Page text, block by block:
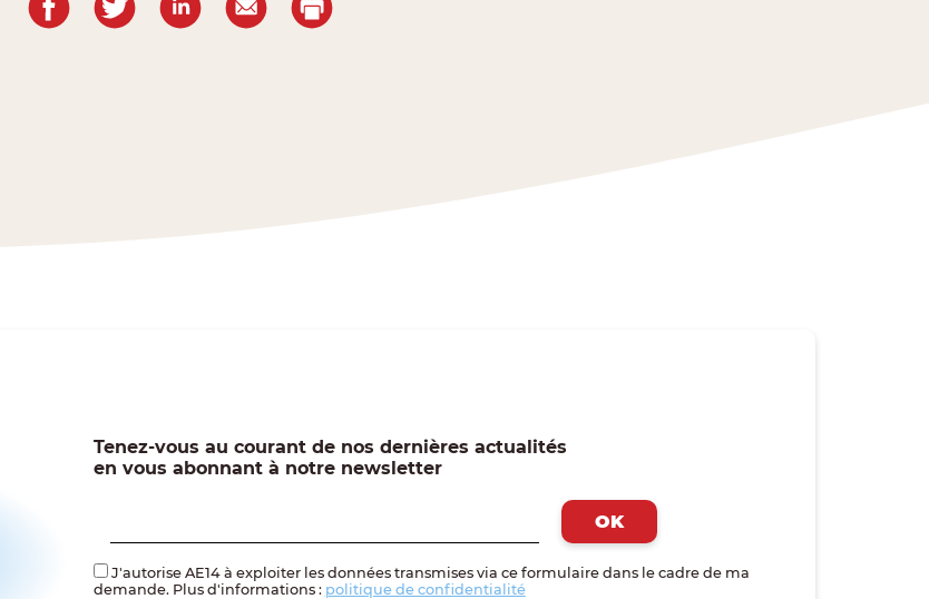
Tenez-vous au courant de nos dernières actualités
en vous abonnant à notre newsletter
J'autorise AE14 à exploiter les données transmises via ce formulaire dans le cadre de ma
demande. Plus d'informations : politique de confidentialité